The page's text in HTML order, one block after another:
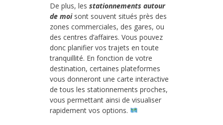
De plus, les stationnements autour
de moisont souvent situés près des
zones commerciales, des gares, ou
des centres d’affaires. Vous pouvez
donc planifier vos trajets en toute
tranquillité. En fonction de votre
destination, certaines plateformes
vous donneront une carte interactive
de tous les stationnements proches,
vous permettant ainsi de visualiser
rapidement vos options.